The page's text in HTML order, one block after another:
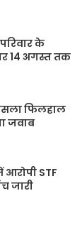
के
14 अगस्त तक
फिलहाल
जवाब
आरोपी STF
जारी